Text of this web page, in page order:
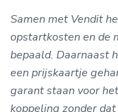
Samen met Vendit
opstartkosten en de
bepaald. Daarnaast
een prijskaartje
garant staan voor
koppeling zonder